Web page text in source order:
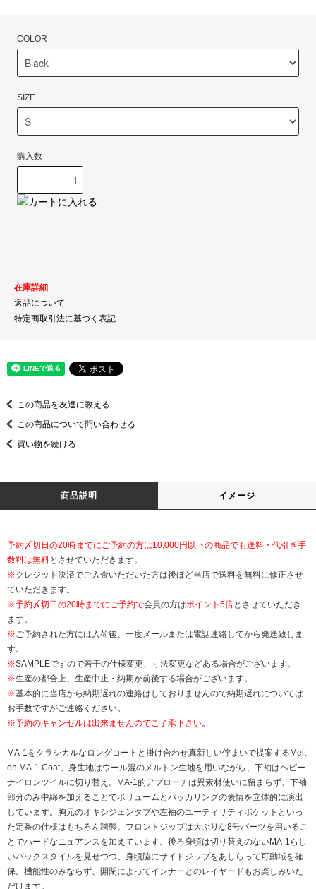
COLOR
SIZE
購入数
在庫詳細
返品について
特定商取引法に基づく表記
この商品を友達に教える
この商品について問い合わせる
買い物を続ける
商品説明 イメージ
予約〆切日の20時までにご予約の方は10,000円以下の商品でも送料・代引き手
数料は無料とさせていただきます。
※クレジット決済でご入金いただいた方は後ほど当店で送料を無料に修正させ
ていただきます。
※予約〆切日の20時までにご予約で会員の方はポイント5倍とさせていただき
ます。
※ご予約された方には入荷後、一度メールまたは電話連絡してから発送致しま
す。
※SAMPLEですので若干の仕様変更、寸法変更などある場合がございます。
※生産の都合上、生産中止・納期が前後する場合がございます。
※基本的に当店から納期遅れの連絡はしておりませんので納期遅れについては
お手数ですがご連絡ください。
※予約のキャンセルは出来ませんのでご了承下さい。
MA-1をクラシカルなロングコートと掛け合わせ真新しい佇まいで提案するMelt
on MA-1 Coat。身生地はウール混のメルトン生地を用いながら、下袖はヘビー
ナイロンツイルに切り替え。MA-1的アプローチは異素材使いに留まらず、下袖
部分のみ中綿を加えることでボリュームとパッカリングの表情を立体的に演出
しています。胸元のオキシジェンタブや左袖のユーティリティポケットといっ
た定番の仕様はもちろん踏襲。フロントジップは大ぶりな8号パーツを用いるこ
とでハードなニュアンスを加えています。後ろ身頃は切り替えのないMA-1らし
いバックスタイルを見せつつ、身頃脇にサイドジップをあしらって可動域を確
保。機能性のみならず、開閉によってインナーとのレイヤードもお楽しみいた
だけます。